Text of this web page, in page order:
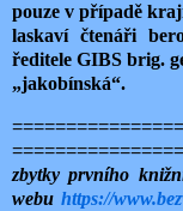
pouze v případě
laskaví čtenáři
ředitele GIBS brig.
„jakobínská“.
zbytky prvního
webu https://